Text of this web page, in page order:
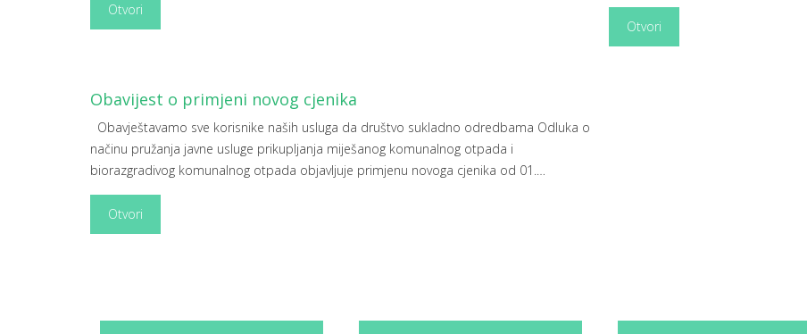
Otvori
Otvori
Obavijest o primjeni novog cjenika
Obavještavamo sve korisnike naših usluga da društvo sukladno odredbama Odluka o
načinu pružanja javne usluge prikupljanja miješanog komunalnog otpada i
biorazgradivog komunalnog otpada objavljuje primjenu novoga cjenika od 01.…
Otvori